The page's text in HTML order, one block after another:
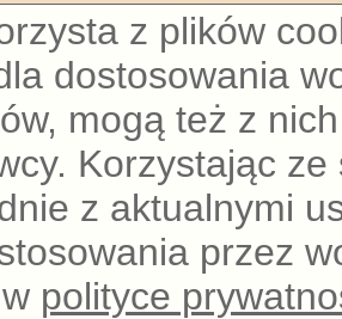
z plików
dostosowania
mogą też z
Korzystając
z aktualnymi
przez
polityce